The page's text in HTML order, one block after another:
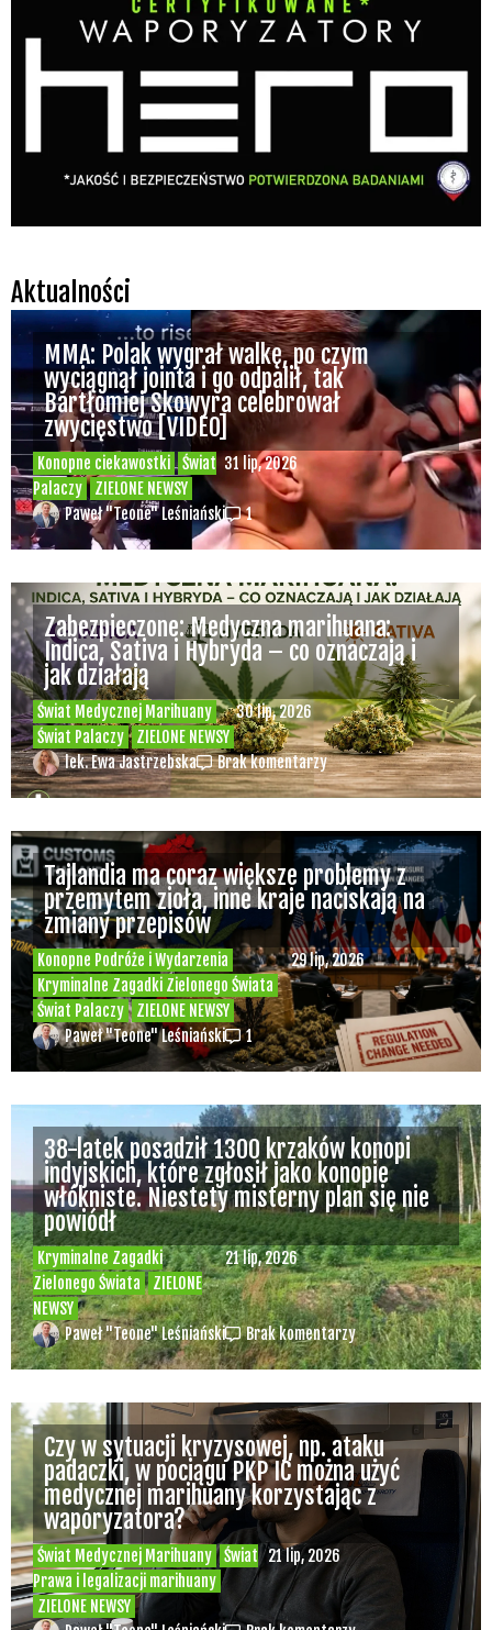
Aktualności
Konopne ciekawostki
Świat
Palaczy
ZIELONE NEWSY
31 lip, 2026
MMA: Polak wygrał walkę, po czym
wyciągnął jointa i go odpalił, tak
Bartłomiej Skowyra celebrował
zwycięstwo [VIDEO]
Paweł "Teone" Leśniański 1
Świat Medycznej Marihuany
Świat Palaczy
ZIELONE NEWSY
30 lip, 2026
Zabezpieczone: Medyczna marihuana:
Indica, Sativa i Hybryda – co oznaczają i
jak działają
lek. Ewa Jastrzebska Brak komentarzy
Konopne Podróże i Wydarzenia
Kryminalne Zagadki Zielonego Świata
Świat Palaczy
ZIELONE NEWSY
29 lip, 2026
Tajlandia ma coraz większe problemy z
przemytem zioła, inne kraje naciskają na
zmiany przepisów
Paweł "Teone" Leśniański 1
Kryminalne Zagadki
Zielonego Świata
ZIELONE
NEWSY
21 lip, 2026
38-latek posadził 1300 krzaków konopi
indyjskich, które zgłosił jako konopie
włókniste. Niestety misterny plan się nie
powiódł
Paweł "Teone" Leśniański Brak komentarzy
Świat Medycznej Marihuany
Świat
Prawa i legalizacji marihuany
ZIELONE NEWSY
21 lip, 2026
Czy w sytuacji kryzysowej, np. ataku
padaczki, w pociągu PKP IC można użyć
medycznej marihuany korzystając z
waporyzatora?